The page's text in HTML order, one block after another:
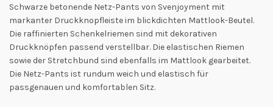
Schwarze betonende Netz-Pants von Svenjoyment mit
markanter Druckknopfleiste im blickdichten Mattlook-Beutel.
Die raffinierten Schenkelriemen sind mit dekorativen
Druckknöpfen passend verstellbar. Die elastischen Riemen
sowie der Stretchbund sind ebenfalls im Mattlook gearbeitet.
Die Netz-Pants ist rundum weich und elastisch für
passgenauen und komfortablen Sitz.